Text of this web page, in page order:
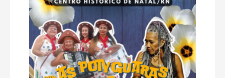
com
47
casas
participantes